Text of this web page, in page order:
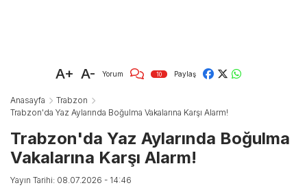
A+ A- Yorum 10 Paylaş
Anasayfa
Trabzon
Trabzon'da Yaz Aylarında Boğulma Vakalarına Karşı Alarm!
Trabzon'da Yaz Aylarında Boğulma
Vakalarına Karşı Alarm!
Yayın Tarihi: 08.07.2026 - 14:46